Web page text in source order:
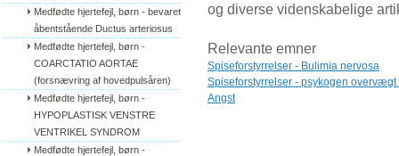
Medfødte hjertefejl, børn - bevaret/
åbentstående Ductus arteriosus
Medfødte hjertefejl, børn -
COARCTATIO AORTAE
(forsnævring af hovedpulsåren)
Medfødte hjertefejl, børn -
HYPOPLASTISK VENSTRE
VENTRIKEL SYNDROM
Medfødte hjertefejl, børn -
og diverse videnskabelige
Relevante emner
Spiseforstyrrelser - Bulimia nervosa
Spiseforstyrrelser - psykogen overvægt
Angst